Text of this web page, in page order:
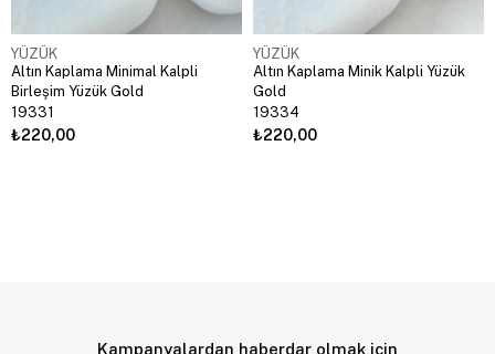
YÜZÜK
Altın Kaplama Minimal Kalpli
Birleşim Yüzük Gold
19331
₺220,00
YÜZÜK
Altın Kaplama Minik Kalpli Yüzük
Gold
19334
₺220,00
Kampanyalardan haberdar olmak için